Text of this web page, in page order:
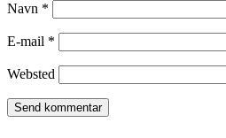
Navn *
E-mail *
Websted